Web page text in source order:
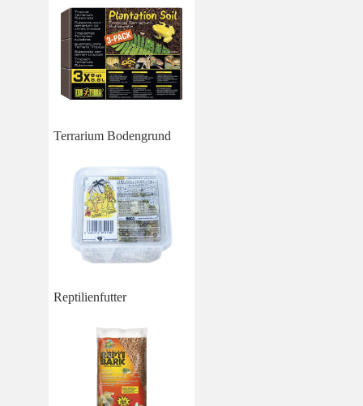
Terrarium Bodengrund
Reptilienfutter